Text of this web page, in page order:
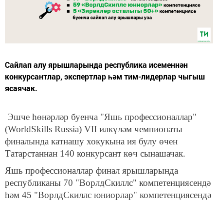
Сайлап алу ярышларында республика исеменнән
конкурсантлар, экспертлар һәм тим-лидерлар чыгыш
ясаячак.
Эшче һөнәрләр буенча "Яшь профессионаллар"
(WorldSkills Russia) VII илкүләм чемпионаты
финалында катнашу хокукына ия булу өчен
Татарстаннан 140 конкурсант көч сынашачак.
Яшь профессионаллар финал ярышларында
республиканы 70 "ВорлдСкиллс" компетенциясендә
һәм 45 "ВорлдСкиллс юниорлар" компетенциясендә